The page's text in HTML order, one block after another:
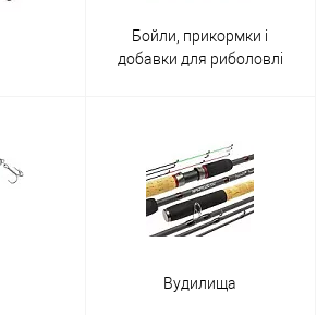
Бойли, прикормки і
добавки для риболовлі
Вудилища